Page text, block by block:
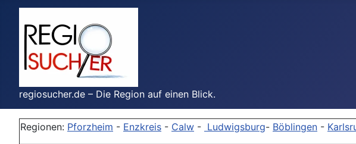
regiosucher.de – Die Region auf einen Blick.
Regionen: Pforzheim - Enzkreis - Calw - Ludwigsburg- Böblingen -